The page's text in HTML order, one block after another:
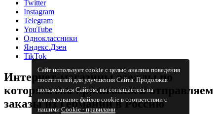
Сайт использует cookie с целью анализа поведения
посетителей для улучшения Сайта. Продолжая
пользоваться Сайтом, вы соглашаетесь на
использование файлов cookie в соответствии с
нашимиCookiе - правилами
Twitter
Instagram
Telegram
YouTube
Одноклассники
Яндекс.Дзен
TikTok
Интернет-магазины одежды по
которым мы принимаем и отправляем
заказы из Германии в Россию